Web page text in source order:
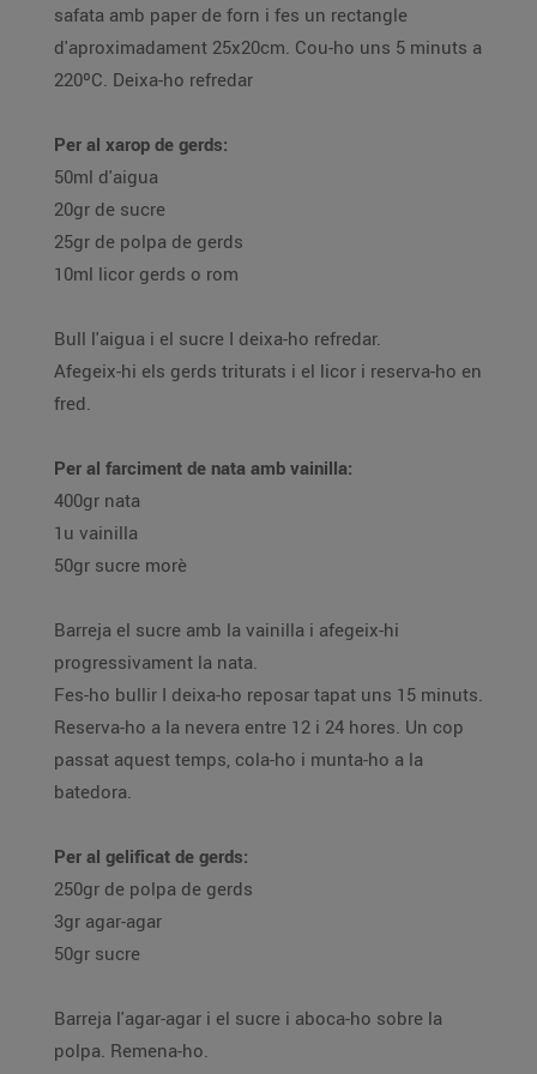
safata amb paper de forn i fes un rectangle
d'aproximadament 25x20cm. Cou-ho uns 5 minuts a
220ºC. Deixa-ho refredar
Per al xarop de gerds:
50ml d'aigua
20gr de sucre
25gr de polpa de gerds
10ml licor gerds o rom
Bull l'aigua i el sucre I deixa-ho refredar.
Afegeix-hi els gerds triturats i el licor i reserva-ho en
fred.
Per al farciment de nata amb vainilla:
400gr nata
1u vainilla
50gr sucre morè
Barreja el sucre amb la vainilla i afegeix-hi
progressivament la nata.
Fes-ho bullir I deixa-ho reposar tapat uns 15 minuts.
Reserva-ho a la nevera entre 12 i 24 hores. Un cop
passat aquest temps, cola-ho i munta-ho a la
batedora.
Per al gelificat de gerds:
250gr de polpa de gerds
3gr agar-agar
50gr sucre
Barreja l'agar-agar i el sucre i aboca-ho sobre la
polpa. Remena-ho.